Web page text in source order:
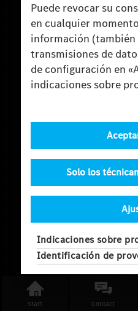
Puede revocar su
en cualquier
información (también
transmisiones de
de configuración en
indicaciones sobre
Solo los
Indicaciones sobre
Identificación de
Start Contact